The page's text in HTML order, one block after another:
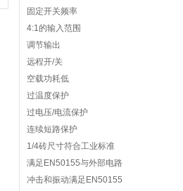
固定开关频率
4:1的输入范围
调节输出
远程开/关
空载功耗低
过温度保护
过电压/电流保护
连续短路保护
1/4砖尺寸符合工业标准
满足EN50155与外部电路
冲击和振动满足EN50155